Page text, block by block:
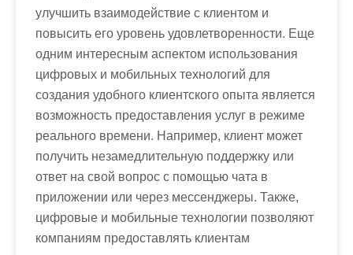
улучшить взаимодействие с клиентом и
повысить его уровень удовлетворенности. Еще
одним интересным аспектом использования
цифровых и мобильных технологий для
создания удобного клиентского опыта является
возможность предоставления услуг в режиме
реального времени. Например, клиент может
получить незамедлительную поддержку или
ответ на свой вопрос с помощью чата в
приложении или через мессенджеры. Также,
цифровые и мобильные технологии позволяют
компаниям предоставлять клиентам